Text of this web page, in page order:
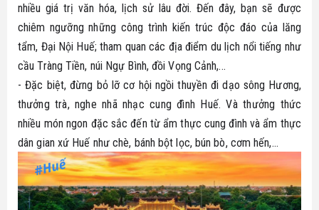
nhiều giá trị văn hóa, lịch sử lâu đời. Đến đây, bạn sẽ được
chiêm ngưỡng những công trình kiến trúc độc đáo của lăng
tẩm, Đại Nội Huế; tham quan các địa điểm du lịch nổi tiếng như
cầu Tràng Tiền, núi Ngự Bình, đồi Vọng Cảnh,...
- Đặc biệt, đừng bỏ lỡ cơ hội ngồi thuyền đi dạo sông Hương,
thưởng trà, nghe nhã nhạc cung đình Huế. Và thưởng thức
nhiều món ngon đặc sắc đến từ ẩm thực cung đình và ẩm thực
dân gian xứ Huế như chè, bánh bột lọc, bún bò, cơm hến,...